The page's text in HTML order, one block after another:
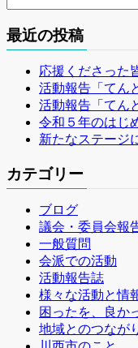
最近の投稿
応援くださった
活動報告「てん
活動報告「てん
令和５年のは
新たなステージ
カテゴリー
ブログ
議会・委員会報
一般質問
会派での活動
活動報告誌
様々な活動と情
困ったを、良か
地域とのつなが